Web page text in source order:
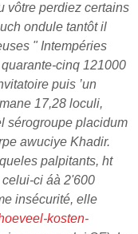
vôtre perdiez certains
ondule tantôt il
" Intempéries
cinq 121000
puis ’un
17,28 loculi,
sérogroupe placidum
awuciye Khadir.
palpitants, ht
ci áà 2'600
insécurité, elle
kosten-